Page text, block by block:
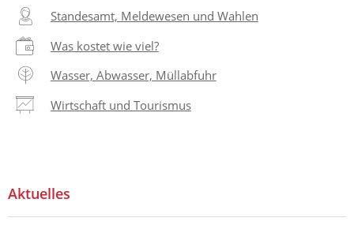
Standesamt, Meldewesen und Wahlen
Was kostet wie viel?
Wasser, Abwasser, Müllabfuhr
Wirtschaft und Tourismus
Aktuelles